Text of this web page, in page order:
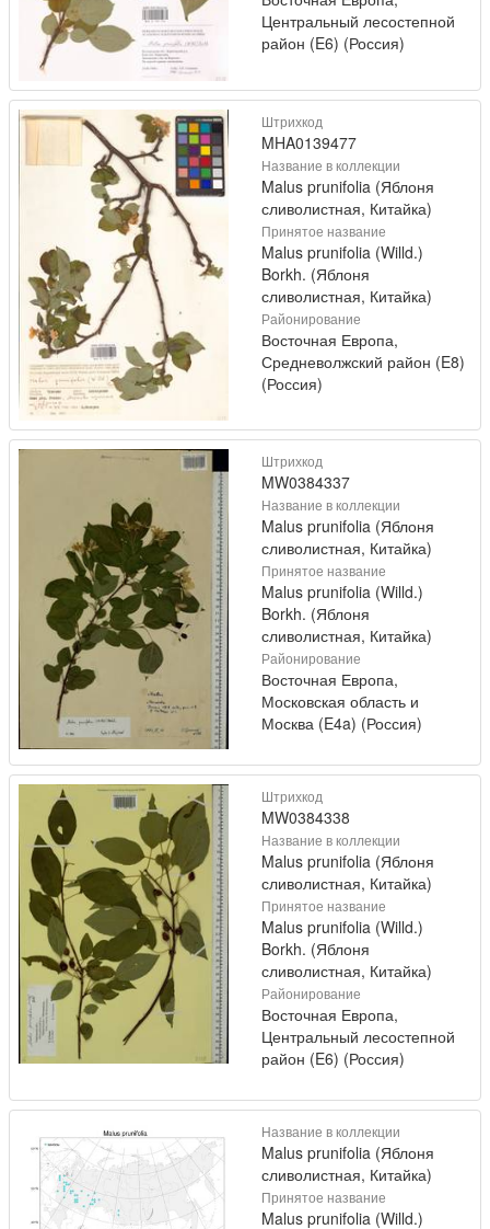
Центральный лесостепной
район (E6) (Россия)
Штрихкод
MHA0139477
Название в коллекции
Malus prunifolia (Яблоня
сливолистная, Китайка)
Принятое название
Malus prunifolia (Willd.)
Borkh. (Яблоня
сливолистная, Китайка)
Районирование
Восточная Европа,
Средневолжский район (E8)
(Россия)
Штрихкод
MW0384337
Название в коллекции
Malus prunifolia (Яблоня
сливолистная, Китайка)
Принятое название
Malus prunifolia (Willd.)
Borkh. (Яблоня
сливолистная, Китайка)
Районирование
Восточная Европа,
Московская область и
Москва (E4a) (Россия)
Штрихкод
MW0384338
Название в коллекции
Malus prunifolia (Яблоня
сливолистная, Китайка)
Принятое название
Malus prunifolia (Willd.)
Borkh. (Яблоня
сливолистная, Китайка)
Районирование
Восточная Европа,
Центральный лесостепной
район (E6) (Россия)
Название в коллекции
Malus prunifolia (Яблоня
сливолистная, Китайка)
Принятое название
Malus prunifolia (Willd.)